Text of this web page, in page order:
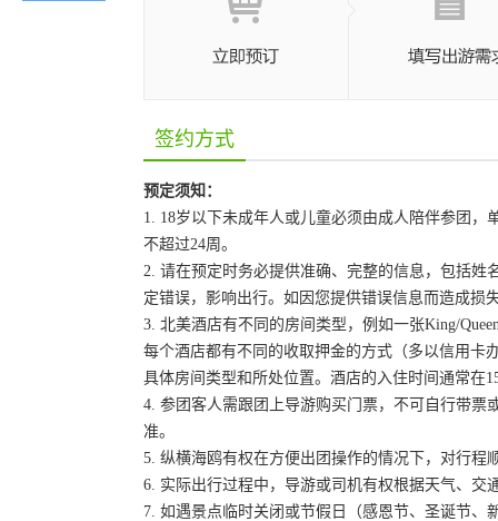
签约方式
预定须知：
1. 18岁以下未成年人或儿童必须由成人陪伴参团
不超过24周。
2. 请在预定时务必提供准确、完整的信息，包括
定错误，影响出行。如因您提供错误信息而造成损
3. 北美酒店有不同的房间类型，例如一张King/
每个酒店都有不同的收取押金的方式（多以信用卡
具体房间类型和所处位置。酒店的入住时间通常在
4. 参团客人需跟团上导游购买门票，不可自行带票
准。
5. 纵横海鸥有权在方便出团操作的情况下，对行
6. 实际出行过程中，导游或司机有权根据天气、
7. 如遇景点临时关闭或节假日（感恩节、圣诞节